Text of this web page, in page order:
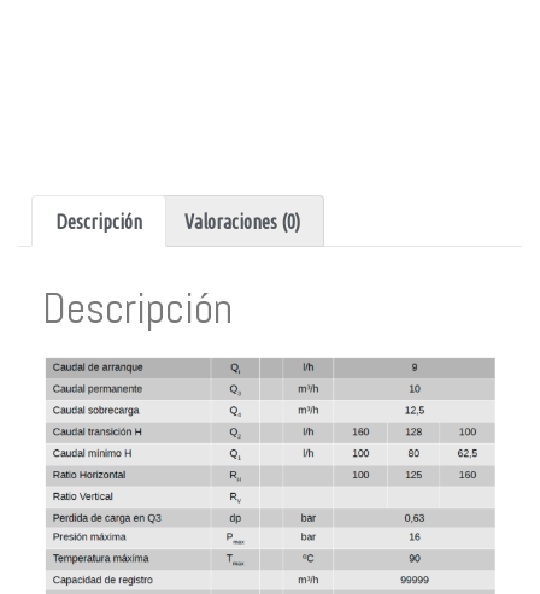
Descripción Valoraciones (0)
Descripción